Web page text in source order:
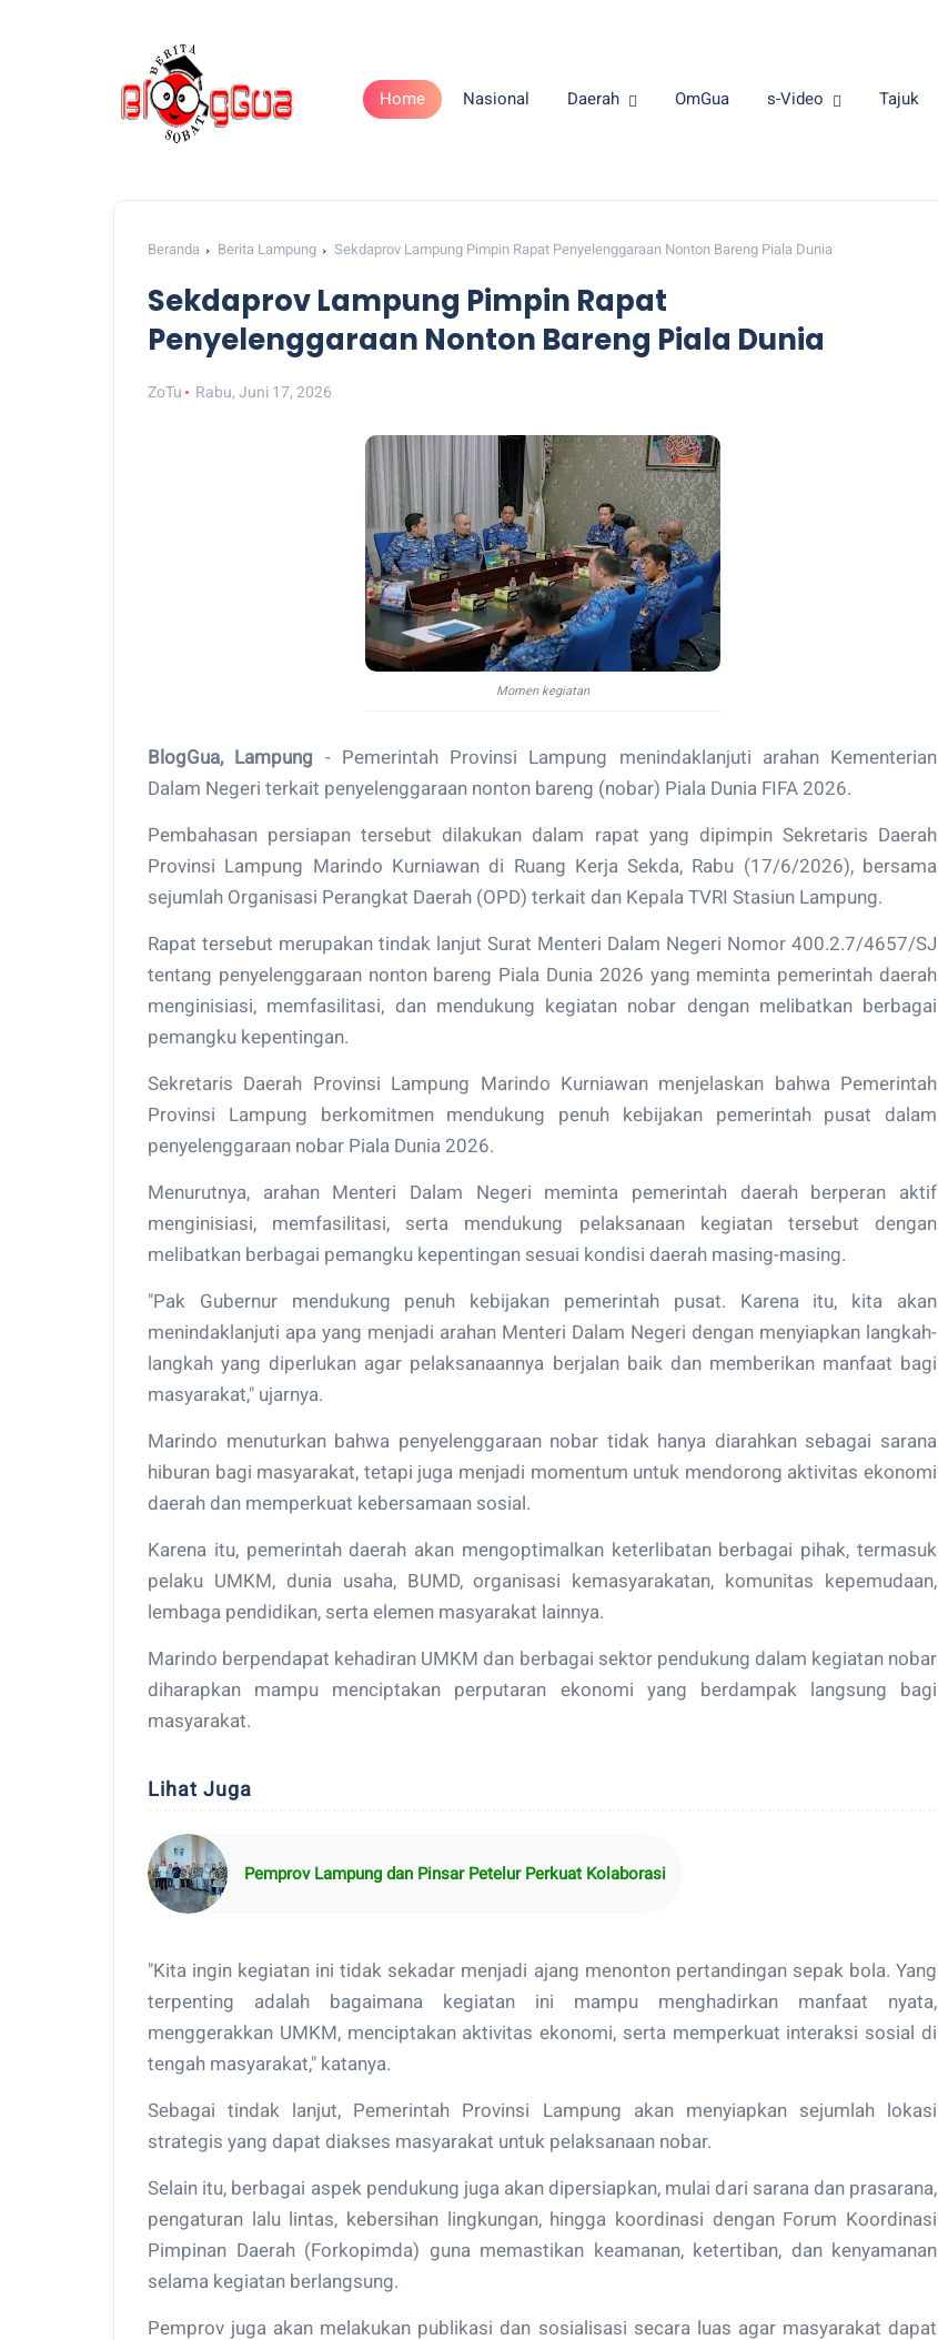
Home Nasional Daerah OmGua s-Video Tajuk
Beranda Berita Lampung Sekdaprov Lampung Pimpin Rapat Penyelenggaraan Nonton Bareng Piala Dunia
Sekdaprov Lampung Pimpin Rapat
Penyelenggaraan Nonton Bareng Piala Dunia
ZoTu Rabu, Juni 17, 2026
Momen kegiatan
BlogGua, Lampung - Pemerintah Provinsi Lampung menindaklanjuti arahan Kementerian
Dalam Negeri terkait penyelenggaraan nonton bareng (nobar) Piala Dunia FIFA 2026.
Pembahasan persiapan tersebut dilakukan dalam rapat yang dipimpin Sekretaris Daerah
Provinsi Lampung Marindo Kurniawan di Ruang Kerja Sekda, Rabu (17/6/2026), bersama
sejumlah Organisasi Perangkat Daerah (OPD) terkait dan Kepala TVRI Stasiun Lampung.
Rapat tersebut merupakan tindak lanjut Surat Menteri Dalam Negeri Nomor 400.2.7/4657/SJ
tentang penyelenggaraan nonton bareng Piala Dunia 2026 yang meminta pemerintah daerah
menginisiasi, memfasilitasi, dan mendukung kegiatan nobar dengan melibatkan berbagai
pemangku kepentingan.
Sekretaris Daerah Provinsi Lampung Marindo Kurniawan menjelaskan bahwa Pemerintah
Provinsi Lampung berkomitmen mendukung penuh kebijakan pemerintah pusat dalam
penyelenggaraan nobar Piala Dunia 2026.
Menurutnya, arahan Menteri Dalam Negeri meminta pemerintah daerah berperan aktif
menginisiasi, memfasilitasi, serta mendukung pelaksanaan kegiatan tersebut dengan
melibatkan berbagai pemangku kepentingan sesuai kondisi daerah masing-masing.
"Pak Gubernur mendukung penuh kebijakan pemerintah pusat. Karena itu, kita akan
menindaklanjuti apa yang menjadi arahan Menteri Dalam Negeri dengan menyiapkan langkah-
langkah yang diperlukan agar pelaksanaannya berjalan baik dan memberikan manfaat bagi
masyarakat," ujarnya.
Marindo menuturkan bahwa penyelenggaraan nobar tidak hanya diarahkan sebagai sarana
hiburan bagi masyarakat, tetapi juga menjadi momentum untuk mendorong aktivitas ekonomi
daerah dan memperkuat kebersamaan sosial.
Karena itu, pemerintah daerah akan mengoptimalkan keterlibatan berbagai pihak, termasuk
pelaku UMKM, dunia usaha, BUMD, organisasi kemasyarakatan, komunitas kepemudaan,
lembaga pendidikan, serta elemen masyarakat lainnya.
Marindo berpendapat kehadiran UMKM dan berbagai sektor pendukung dalam kegiatan nobar
diharapkan mampu menciptakan perputaran ekonomi yang berdampak langsung bagi
masyarakat.
Lihat Juga
Pemprov Lampung dan Pinsar Petelur Perkuat Kolaborasi
"Kita ingin kegiatan ini tidak sekadar menjadi ajang menonton pertandingan sepak bola. Yang
terpenting adalah bagaimana kegiatan ini mampu menghadirkan manfaat nyata,
menggerakkan UMKM, menciptakan aktivitas ekonomi, serta memperkuat interaksi sosial di
tengah masyarakat," katanya.
Sebagai tindak lanjut, Pemerintah Provinsi Lampung akan menyiapkan sejumlah lokasi
strategis yang dapat diakses masyarakat untuk pelaksanaan nobar.
Selain itu, berbagai aspek pendukung juga akan dipersiapkan, mulai dari sarana dan prasarana,
pengaturan lalu lintas, kebersihan lingkungan, hingga koordinasi dengan Forum Koordinasi
Pimpinan Daerah (Forkopimda) guna memastikan keamanan, ketertiban, dan kenyamanan
selama kegiatan berlangsung.
Pemprov juga akan melakukan publikasi dan sosialisasi secara luas agar masyarakat dapat